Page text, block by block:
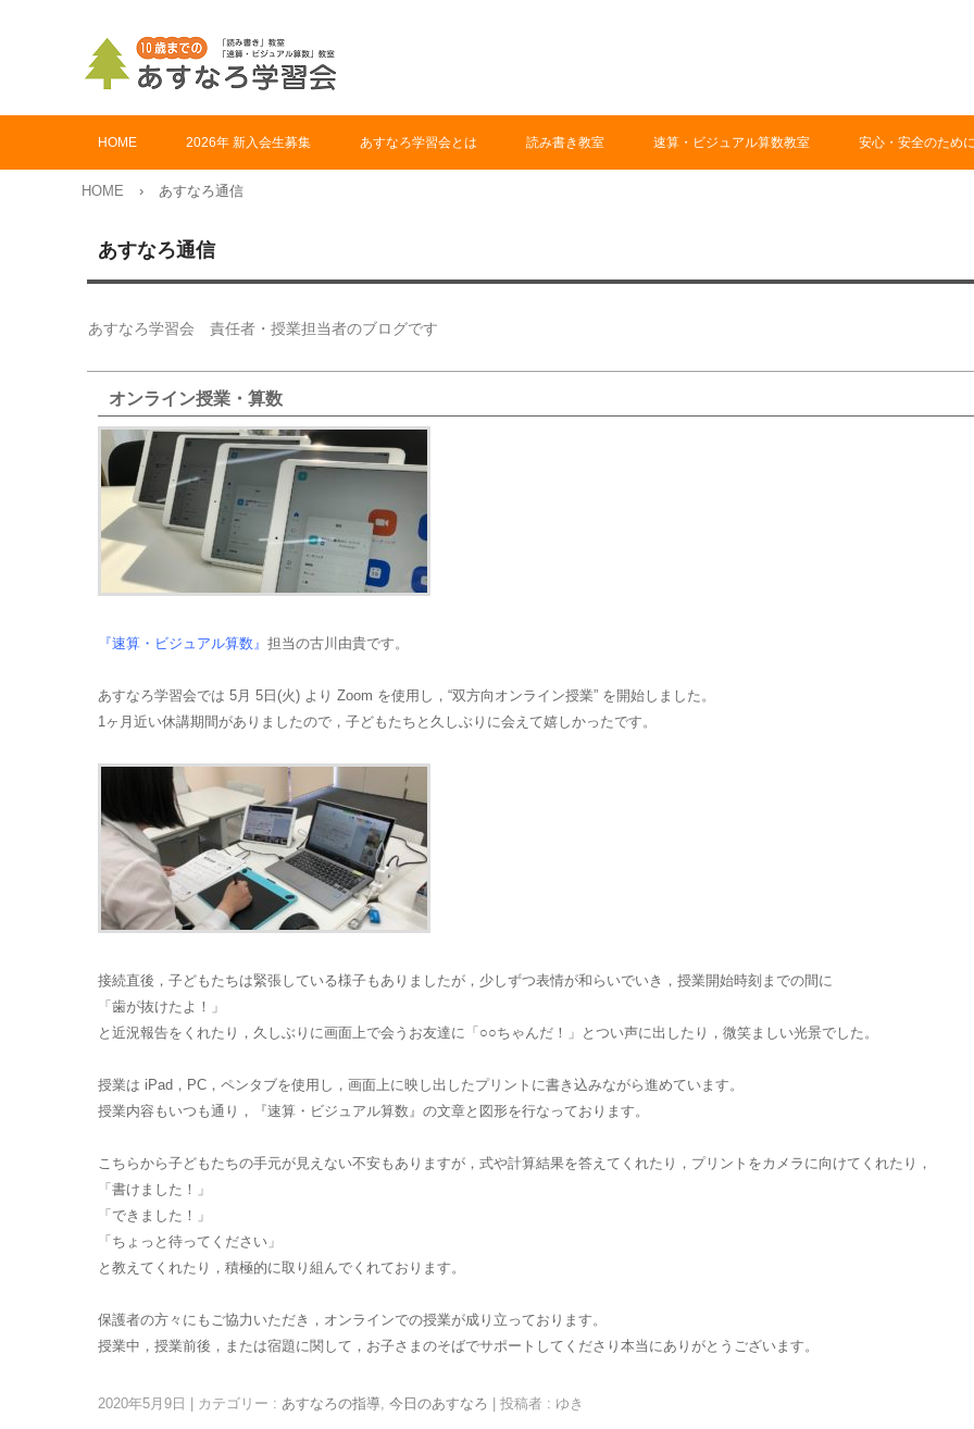
HOME 2026年 新入会生募集 あすなろ学習会とは 読み書き教室 速算・ビジュアル算数教室 安心・安全のために
HOME › あすなろ通信
あすなろ通信
あすなろ学習会 責任者・授業担当者のブログです
オンライン授業・算数
『速算・ビジュアル算数』 担当の古川由貴です。
あすなろ学習会では 5月 5日(火) より Zoom を使用し，“双方向オンライン授業” を開始しました。
1ヶ月近い休講期間がありましたので，子どもたちと久しぶりに会えて嬉しかったです。
接続直後，子どもたちは緊張している様子もありましたが，少しずつ表情が和らいでいき，授業開始時刻までの間に
「歯が抜けたよ！」
と近況報告をくれたり，久しぶりに画面上で会うお友達に「○○ちゃんだ！」とつい声に出したり，微笑ましい光景でした。
授業は iPad，PC，ペンタブを使用し，画面上に映し出したプリントに書き込みながら進めています。
授業内容もいつも通り，『速算・ビジュアル算数』の文章と図形を行なっております。
こちらから子どもたちの手元が見えない不安もありますが，式や計算結果を答えてくれたり，プリントをカメラに向けてくれたり，
「書けました！」
「できました！」
「ちょっと待ってください」
と教えてくれたり，積極的に取り組んでくれております。
保護者の方々にもご協力いただき，オンラインでの授業が成り立っております。
授業中，授業前後，または宿題に関して，お子さまのそばでサポートしてくださり本当にありがとうございます。
2020年5月9日 カテゴリー : あすなろの指導, 今日のあすなろ 投稿者 : ゆき